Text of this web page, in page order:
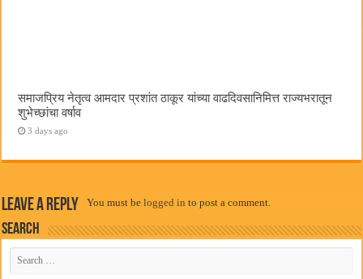
समाजप्रिय नेतृत्व आमदार प्रशांत ठाकूर यांच्या वाढदिवसानिमित्त राज्यभरातून
शुभेच्छांचा वर्षाव
3 days ago
Leave a Reply You must belogged in to post a comment.
Search